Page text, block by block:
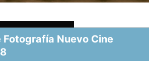
Fotografía Nuevo Cine